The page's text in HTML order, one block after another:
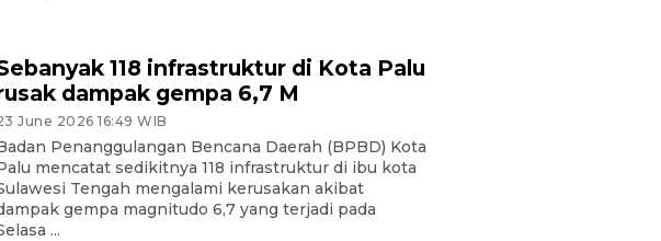
118 infrastruktur di Kota Palu
dampak gempa 6,7 M
June 2026 16:49 WIB
Penanggulangan Bencana Daerah (BPBD) Kota
mencatat sedikitnya 118 infrastruktur di ibu kota
Tengah mengalami kerusakan akibat
gempa magnitudo 6,7 yang terjadi pada
...